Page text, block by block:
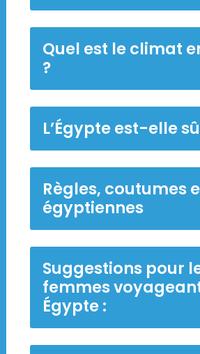
Quel est le climat
?
L’Égypte est-elle
Règles, coutumes
égyptiennes
Suggestions pour
femmes
Égypte :